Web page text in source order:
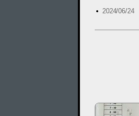
2024/06/24